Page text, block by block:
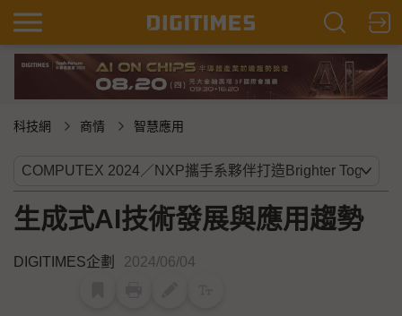
科技網 商情 智慧應用
生成式AI技術發展與應用趨勢
DIGITIMES企劃 2024/06/04